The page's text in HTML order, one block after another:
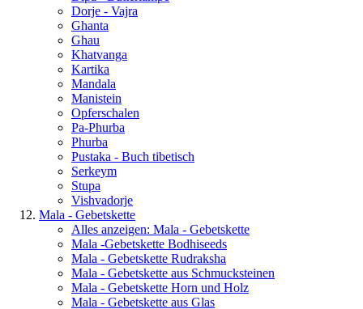
Dorje - Vajra
Ghanta
Ghau
Khatvanga
Kartika
Mandala
Manistein
Opferschalen
Pa-Phurba
Phurba
Pustaka - Buch tibetisch
Serkeym
Stupa
Vishvadorje
Mala - Gebetskette
Alles anzeigen: Mala - Gebetskette
Mala -Gebetskette Bodhiseeds
Mala - Gebetskette Rudraksha
Mala - Gebetskette aus Schmucksteinen
Mala - Gebetskette Horn und Holz
Mala - Gebetskette aus Glas